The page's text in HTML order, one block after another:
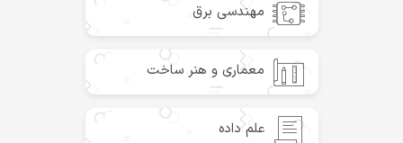
مهندسی برق
معماری و هنر ساخت
علم داده